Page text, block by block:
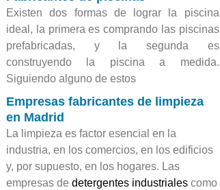
Existen dos formas de lograr la piscina
ideal, la primera es comprando las piscinas
prefabricadas, y la segunda es
construyendo la piscina a medida.
Siguiendo alguno de estos
Empresas fabricantes de limpieza
en Madrid
La limpieza es factor esencial en la
industria, en los comercios, en los edificios
y, por supuesto, en los hogares. Las
empresas de detergentes industriales como